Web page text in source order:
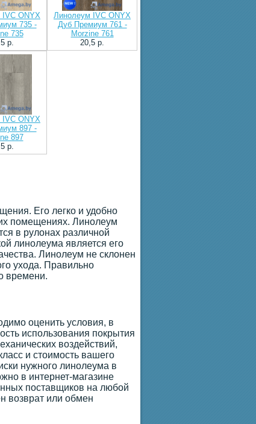
ONYX
735 -
735
p.
Линолеум IVC ONYX
Дуб Премиум 761 -
Morzine 761
20,5 p.
ONYX
897 -
897
p.
Его легко и удобно
помещениях. Линолеум
в рулонах различной
линолеума является его
Линолеум не склонен
ухода. Правильно
времени.
оценить условия, в
использования покрытия
воздействий,
и стоимость вашего
нужного линолеума в
в интернет-магазине
поставщиков на любой
возврат или обмен